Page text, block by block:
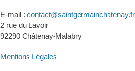
E-mail : contact@saintgermainchatenay.fr
2 rue du Lavoir
92290 Châtenay-Malabry
Mentions Légales